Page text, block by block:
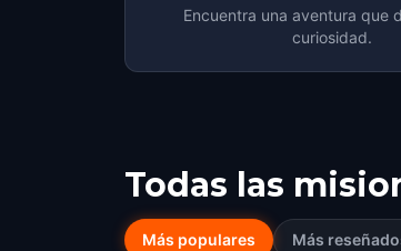
Encuentra una aventura que
curiosidad.
Todas las
Más populares Más